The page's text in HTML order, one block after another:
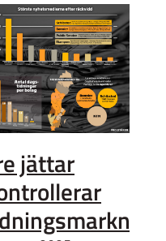
jättar